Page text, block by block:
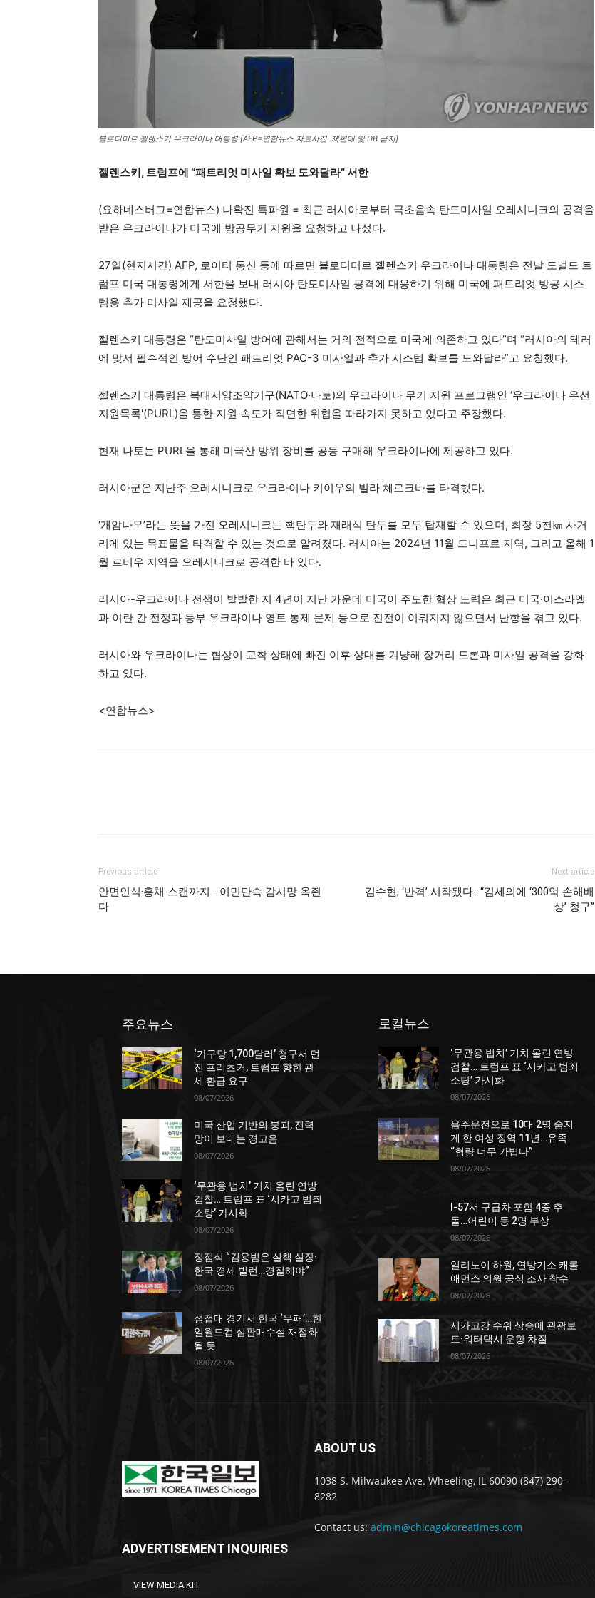
볼로디미르 젤렌스키 우크라이나 대통령 [AFP=연합뉴스 자료사진. 재판매 및 DB 금지]
젤렌스키, 트럼프에 “패트리엇 미사일 확보 도와달라” 서한
(요하네스버그=연합뉴스) 나확진 특파원 = 최근 러시아로부터 극초음속 탄도미사일 오레시니크의 공격을
받은 우크라이나가 미국에 방공무기 지원을 요청하고 나섰다.
27일(현지시간) AFP, 로이터 통신 등에 따르면 볼로디미르 젤렌스키 우크라이나 대통령은 전날 도널드 트
럼프 미국 대통령에게 서한을 보내 러시아 탄도미사일 공격에 대응하기 위해 미국에 패트리엇 방공 시스
템용 추가 미사일 제공을 요청했다.
젤렌스키 대통령은 “탄도미사일 방어에 관해서는 거의 전적으로 미국에 의존하고 있다”며 “러시아의 테러
에 맞서 필수적인 방어 수단인 패트리엇 PAC-3 미사일과 추가 시스템 확보를 도와달라”고 요청했다.
젤렌스키 대통령은 북대서양조약기구(NATO·나토)의 우크라이나 무기 지원 프로그램인 ‘우크라이나 우선
지원목록'(PURL)을 통한 지원 속도가 직면한 위협을 따라가지 못하고 있다고 주장했다.
현재 나토는 PURL을 통해 미국산 방위 장비를 공동 구매해 우크라이나에 제공하고 있다.
러시아군은 지난주 오레시니크로 우크라이나 키이우의 빌라 체르크바를 타격했다.
‘개암나무’라는 뜻을 가진 오레시니크는 핵탄두와 재래식 탄두를 모두 탑재할 수 있으며, 최장 5천㎞ 사거
리에 있는 목표물을 타격할 수 있는 것으로 알려졌다. 러시아는 2024년 11월 드니프로 지역, 그리고 올해 1
월 르비우 지역을 오레시니크로 공격한 바 있다.
러시아-우크라이나 전쟁이 발발한 지 4년이 지난 가운데 미국이 주도한 협상 노력은 최근 미국·이스라엘
과 이란 간 전쟁과 동부 우크라이나 영토 통제 문제 등으로 진전이 이뤄지지 않으면서 난항을 겪고 있다.
러시아와 우크라이나는 협상이 교착 상태에 빠진 이후 상대를 겨냥해 장거리 드론과 미사일 공격을 강화
하고 있다.
<연합뉴스>
Previous article
안면인식·홍채 스캔까지… 이민단속 감시망 옥죈
다
Next article
김수현, ‘반격’ 시작됐다.. “김세의에 ‘300억 손해배
상’ 청구”
주요뉴스
‘가구당 1,700달러’ 청구서 던
진 프리츠커, 트럼프 향한 관
세 환급 요구
08/07/2026
미국 산업 기반의 붕괴, 전력
망이 보내는 경고음
08/07/2026
‘무관용 법치’ 기치 올린 연방
검찰… 트럼프 표 ‘시카고 범죄
소탕’ 가시화
08/07/2026
정점식 “김용범은 실책 실장·
한국 경제 빌런…경질해야”
08/07/2026
성접대 경기서 한국 ‘무패’…한
일월드컵 심판매수설 재점화
될 듯
08/07/2026
로컬뉴스
‘무관용 법치’ 기치 올린 연방
검찰… 트럼프 표 ‘시카고 범죄
소탕’ 가시화
08/07/2026
음주운전으로 10대 2명 숨지
게 한 여성 징역 11년…유족
“형량 너무 가볍다”
08/07/2026
I-57서 구급차 포함 4중 추
돌…어린이 등 2명 부상
08/07/2026
일리노이 하원, 연방기소 캐롤
애먼스 의원 공식 조사 착수
08/07/2026
시카고강 수위 상승에 관광보
트·워터택시 운항 차질
08/07/2026
ABOUT US
1038 S. Milwaukee Ave. Wheeling, IL 60090 (847) 290-
8282
Contact us: admin@chicagokoreatimes.com
ADVERTISEMENT INQUIRIES
VIEW MEDIA KIT